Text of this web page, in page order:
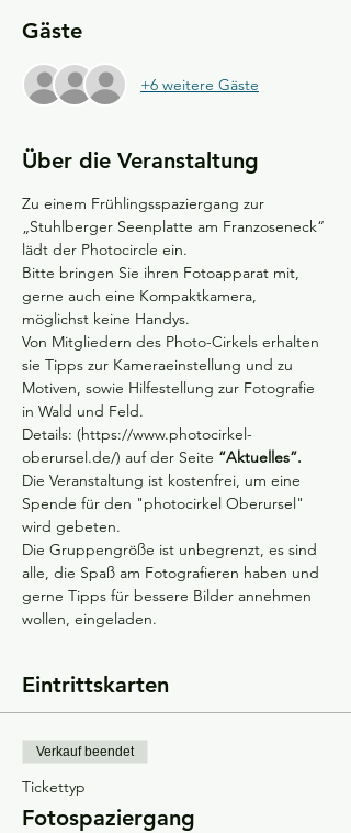
Gäste
+6 weitere Gäste
Über die Veranstaltung
Zu einem Frühlingsspaziergang zur
„Stuhlberger Seenplatte am Franzoseneck“
lädt der Photocircle ein.
Bitte bringen Sie ihren Fotoapparat mit,
gerne auch eine Kompaktkamera,
möglichst keine Handys.
Von Mitgliedern des Photo-Cirkels erhalten
sie Tipps zur Kameraeinstellung und zu
Motiven, sowie Hilfestellung zur Fotografie
in Wald und Feld.
Details: (https://www.photocirkel-
oberursel.de/) auf der Seite “Aktuelles”.
Die Veranstaltung ist kostenfrei, um eine
Spende für den "photocirkel Oberursel"
wird gebeten.
Die Gruppengröße ist unbegrenzt, es sind
alle, die Spaß am Fotografieren haben und
gerne Tipps für bessere Bilder annehmen
wollen, eingeladen.
Eintrittskarten
Verkauf beendet
Tickettyp
Fotospaziergang